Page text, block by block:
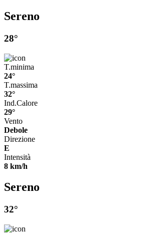
Sereno
28°
T.minima
24°
T.massima
32°
Ind.Calore
29°
Vento
Debole
Direzione
E
Intensità
8 km/h
Sereno
32°